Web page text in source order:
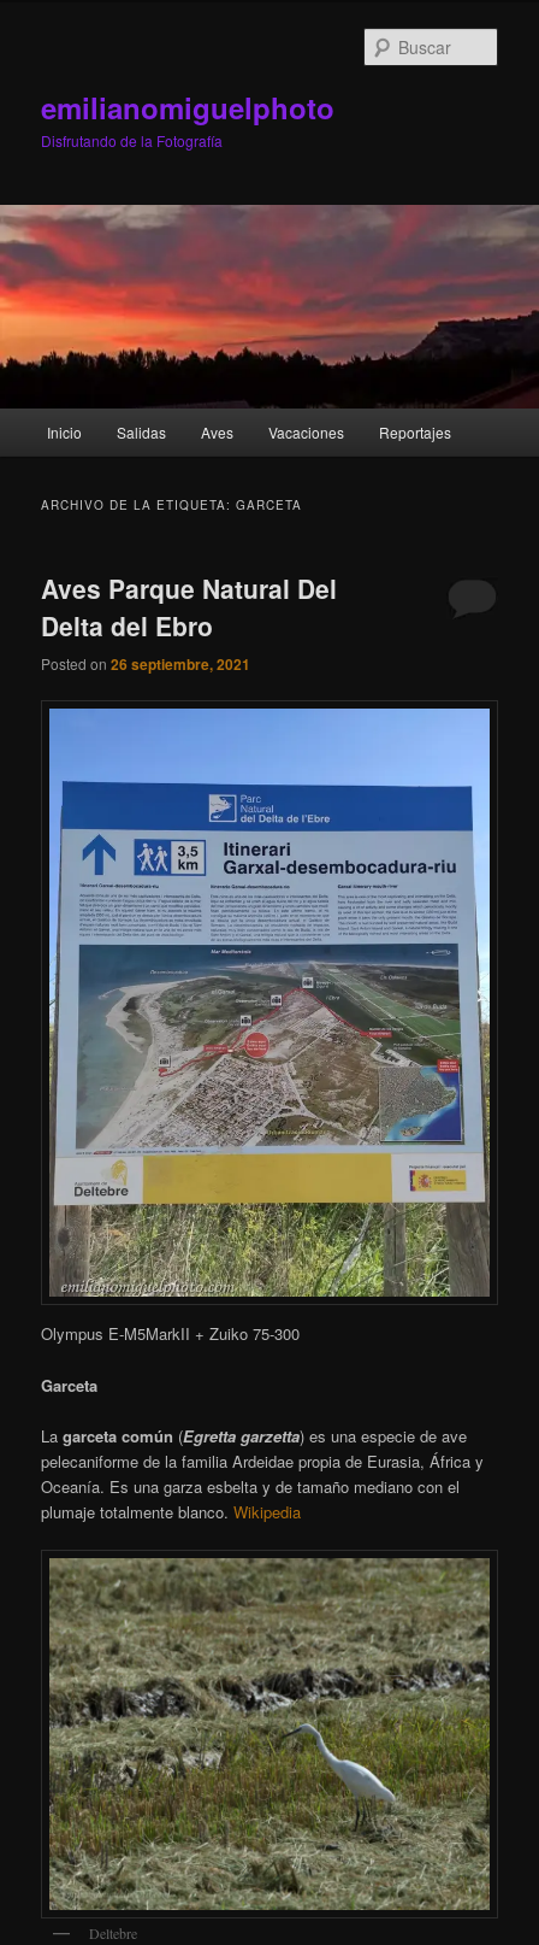
emilianomiguelphoto
Disfrutando de la Fotografía
Inicio Salidas Aves Vacaciones Reportajes
ARCHIVO DE LA ETIQUETA:GARCETA
Aves Parque Natural Del
Delta del Ebro
Posted on26 septiembre, 2021
Olympus E-M5MarkII + Zuiko 75-300
Garceta
Lagarceta común (Egretta garzetta) es una especie de ave
pelecaniforme de la familia Ardeidae propia de Eurasia, África y
Oceanía.​ Es una garza esbelta y de tamaño mediano con el
plumaje totalmente blanco.Wikipedia
Deltebre